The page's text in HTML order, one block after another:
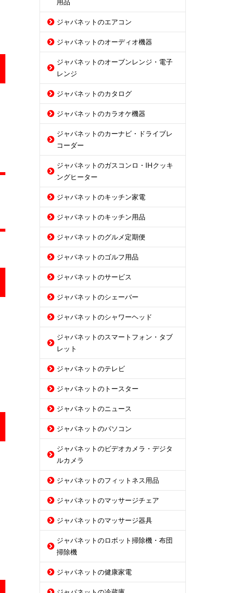
用品
ジャパネットのエアコン
ジャパネットのオーディオ機器
ジャパネットのオーブンレンジ・電子
レンジ
ジャパネットのカタログ
ジャパネットのカラオケ機器
ジャパネットのカーナビ・ドライブレ
コーダー
ジャパネットのガスコンロ・IHクッキ
ングヒーター
ジャパネットのキッチン家電
ジャパネットのキッチン用品
ジャパネットのグルメ定期便
ジャパネットのゴルフ用品
ジャパネットのサービス
ジャパネットのシェーバー
ジャパネットのシャワーヘッド
ジャパネットのスマートフォン・タブ
レット
ジャパネットのテレビ
ジャパネットのトースター
ジャパネットのニュース
ジャパネットのパソコン
ジャパネットのビデオカメラ・デジタ
ルカメラ
ジャパネットのフィットネス用品
ジャパネットのマッサージチェア
ジャパネットのマッサージ器具
ジャパネットのロボット掃除機・布団
掃除機
ジャパネットの健康家電